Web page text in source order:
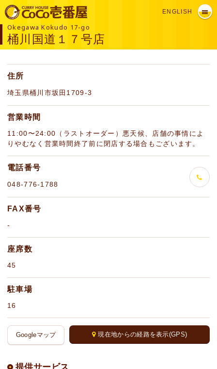
ENGLISH
Okegawa Kokudo 17-go
桶川国道１７号店
住所
埼玉県桶川市坂田1709-3
営業時間
11:00〜24:00（ラストオーダー）悪天候、店舗の事情によ
りやむなく営業時間終了前に閉店する場合もございます。
電話番号
048-776-1788
FAX番号
-
座席数
45
駐車場
16
Googleマップ 現在地からの経路を表示(GPS)
提供サービス